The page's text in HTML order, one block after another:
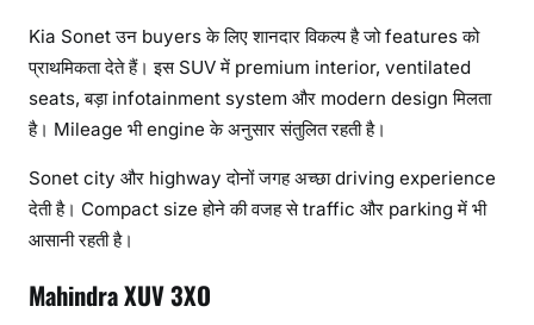
Kia Sonet उन buyers के लिए शानदार विकल्प है जो features को
प्राथमिकता देते हैं। इस SUV में premium interior, ventilated
seats, बड़ा infotainment system और modern design मिलता
है। Mileage भी engine के अनुसार संतुलित रहती है।
Sonet city और highway दोनों जगह अच्छा driving experience
देती है। Compact size होने की वजह से traffic और parking में भी
आसानी रहती है।
Mahindra XUV 3XO